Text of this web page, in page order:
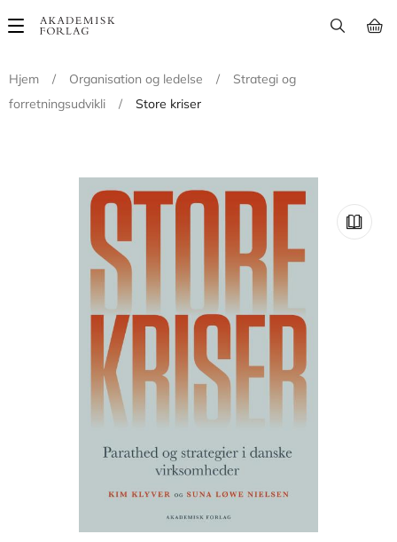
Main
Hjem
/ Organisation og ledelse /
Strategi og
forretningsudvikli
/ Store kriser